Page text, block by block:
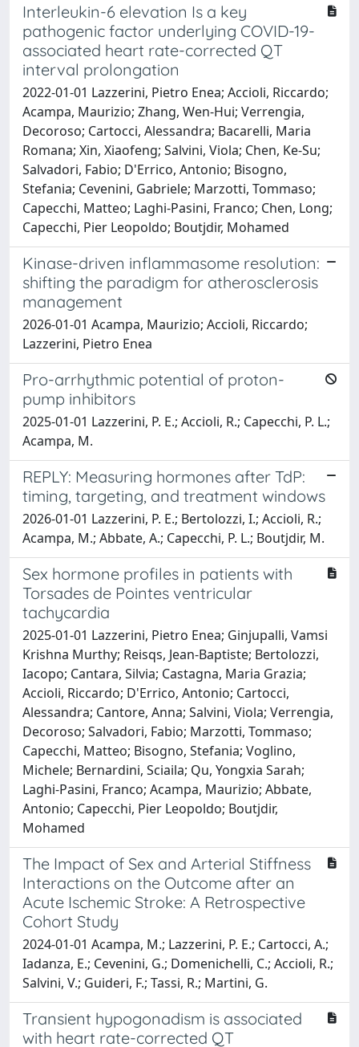
Interleukin-6 elevation Is a key
pathogenic factor underlying COVID-19-
associated heart rate-corrected QT
interval prolongation
2022-01-01 Lazzerini, Pietro Enea; Accioli, Riccardo;
Acampa, Maurizio; Zhang, Wen-Hui; Verrengia,
Decoroso; Cartocci, Alessandra; Bacarelli, Maria
Romana; Xin, Xiaofeng; Salvini, Viola; Chen, Ke-Su;
Salvadori, Fabio; D'Errico, Antonio; Bisogno,
Stefania; Cevenini, Gabriele; Marzotti, Tommaso;
Capecchi, Matteo; Laghi-Pasini, Franco; Chen, Long;
Capecchi, Pier Leopoldo; Boutjdir, Mohamed
Kinase-driven inflammasome resolution:
shifting the paradigm for atherosclerosis
management
2026-01-01 Acampa, Maurizio; Accioli, Riccardo;
Lazzerini, Pietro Enea
Pro-arrhythmic potential of proton-
pump inhibitors
2025-01-01 Lazzerini, P. E.; Accioli, R.; Capecchi, P. L.;
Acampa, M.
REPLY: Measuring hormones after TdP:
timing, targeting, and treatment windows
2026-01-01 Lazzerini, P. E.; Bertolozzi, I.; Accioli, R.;
Acampa, M.; Abbate, A.; Capecchi, P. L.; Boutjdir, M.
Sex hormone profiles in patients with
Torsades de Pointes ventricular
tachycardia
2025-01-01 Lazzerini, Pietro Enea; Ginjupalli, Vamsi
Krishna Murthy; Reisqs, Jean-Baptiste; Bertolozzi,
Iacopo; Cantara, Silvia; Castagna, Maria Grazia;
Accioli, Riccardo; D'Errico, Antonio; Cartocci,
Alessandra; Cantore, Anna; Salvini, Viola; Verrengia,
Decoroso; Salvadori, Fabio; Marzotti, Tommaso;
Capecchi, Matteo; Bisogno, Stefania; Voglino,
Michele; Bernardini, Sciaila; Qu, Yongxia Sarah;
Laghi-Pasini, Franco; Acampa, Maurizio; Abbate,
Antonio; Capecchi, Pier Leopoldo; Boutjdir,
Mohamed
The Impact of Sex and Arterial Stiffness
Interactions on the Outcome after an
Acute Ischemic Stroke: A Retrospective
Cohort Study
2024-01-01 Acampa, M.; Lazzerini, P. E.; Cartocci, A.;
Iadanza, E.; Cevenini, G.; Domenichelli, C.; Accioli, R.;
Salvini, V.; Guideri, F.; Tassi, R.; Martini, G.
Transient hypogonadism is associated
with heart rate-corrected QT